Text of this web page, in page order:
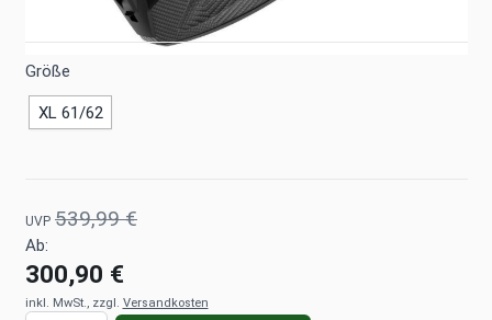
Größe
XL 61/62
UVP 539,99 €
Ab:
300,90 €
inkl. MwSt., zzgl. Versandkosten